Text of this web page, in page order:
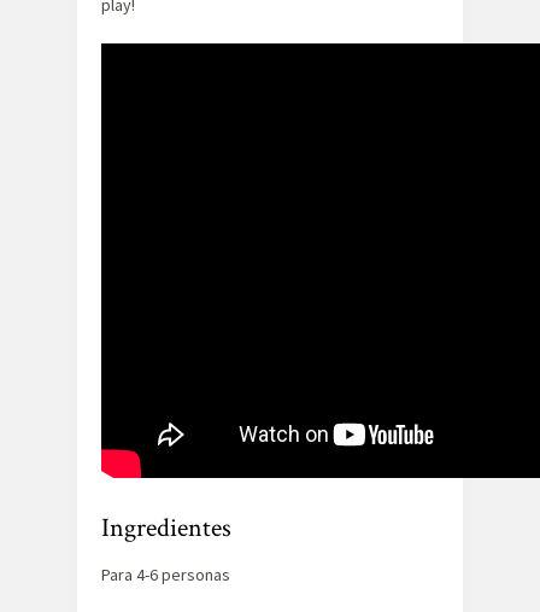
Ingredientes
Para 4-6 personas